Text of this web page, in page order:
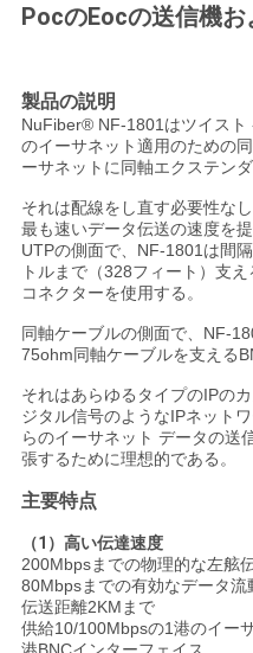
し
さ
い
ニ
ュ
ー
ス
引
用
を
要
PocのEocの送信機
製品の説明
NuFiber® NF-1801はツイスト
のイーサネット適用のための
ーサネットに同軸エクステンダ
それは配線をし直す必要性な
最も速いデータ伝送の速度を提
UTPの側面で、NF-1801は間
トルまで（328フィート）支
コネクターを使用する。
同軸ケーブルの側面で、NF-
75ohm同軸ケーブルを支える
それはあらゆるタイプのIPの
ジタル信号のようなIPネット
らのイーサネット データの送
張するために理想的である。
主要特点
（1）高い伝達速度
200Mbpsまでの物理的な左舷伝
80Mbpsまでの有効なデータ流
伝送距離2KMまで
供給10/100Mbpsの1港のイー